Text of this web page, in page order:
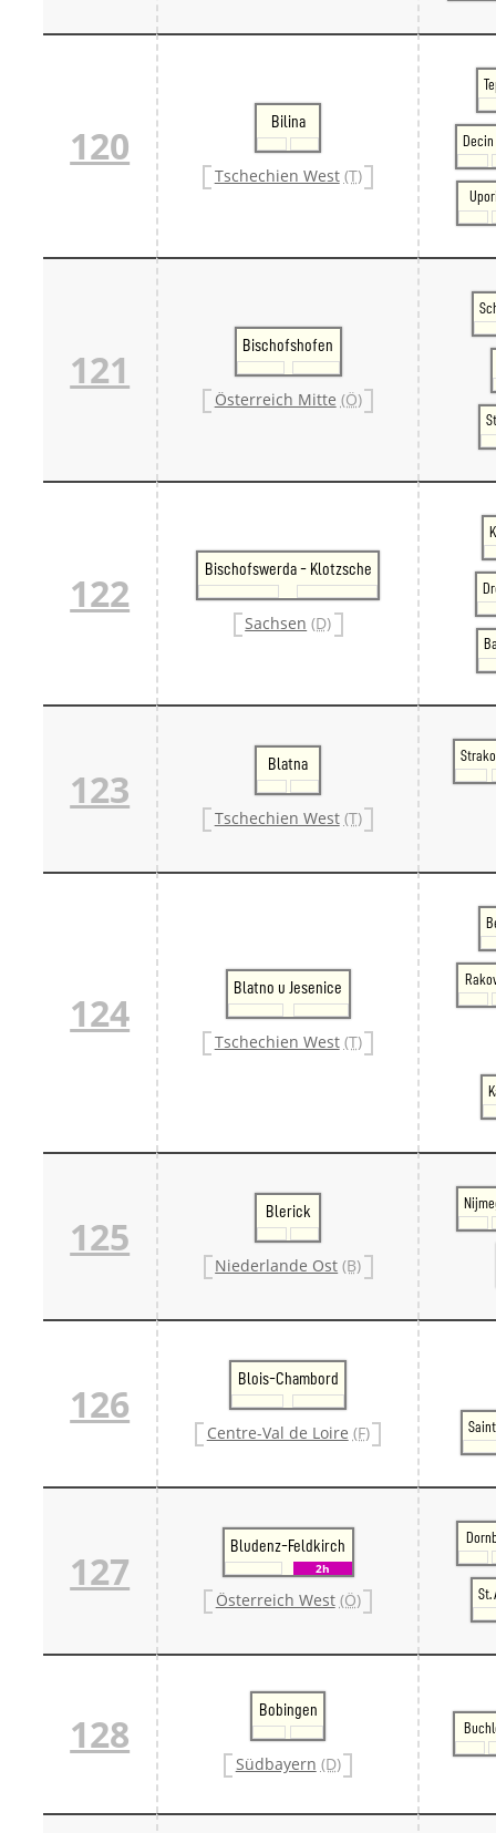
120
Bilina
Tschechien West (T)
Decin
121
Bischofshofen
Österreich Mitte (Ö)
122
Bischofswerda - Klotzsche
Sachsen (D)
123
Blatna
Tschechien West (T)
124
Blatno u Jesenice
Tschechien West (T)
125
Blerick
Niederlande Ost (B)
126
Blois-Chambord
Centre-Val de Loire (F)
127
Bludenz-Feldkirch
2h
Österreich West (Ö) St.
128
Bobingen
Südbayern (D)